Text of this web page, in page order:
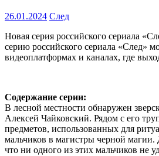
26.01.2024 След
Новая серия российского сериала
серию российского сериала «След»
видеоплатформах и каналах, где
Содержание серии:
В лесной местности обнаружен
Алексей Чайковский. Рядом с его
предметов, использованных для
мальчиков в магистры черной магии.
что ни одного из этих мальчиков не